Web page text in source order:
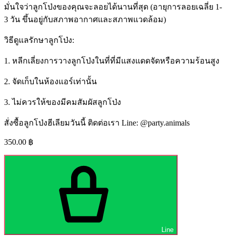
มั่นใจว่าลูกโป่งของคุณจะลอยได้นานที่สุด (อายุการลอยเฉลี่ย 1-
3 วัน ขึ้นอยู่กับสภาพอากาศและสภาพแวดล้อม)
วิธีดูแลรักษาลูกโป่ง:
1. หลีกเลี่ยงการวางลูกโป่งในที่ที่มีแสงแดดจัดหรือความร้อนสูง
2. จัดเก็บในห้องแอร์เท่านั้น
3. ไม่ควรให้ของมีคมสัมผัสลูกโป่ง
สั่งซื้อลูกโป่งฮีเลียมวันนี้ ติดต่อเรา Line: @party.animals
350.00 ฿
Line